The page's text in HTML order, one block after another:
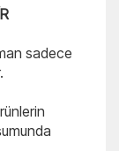
sadece